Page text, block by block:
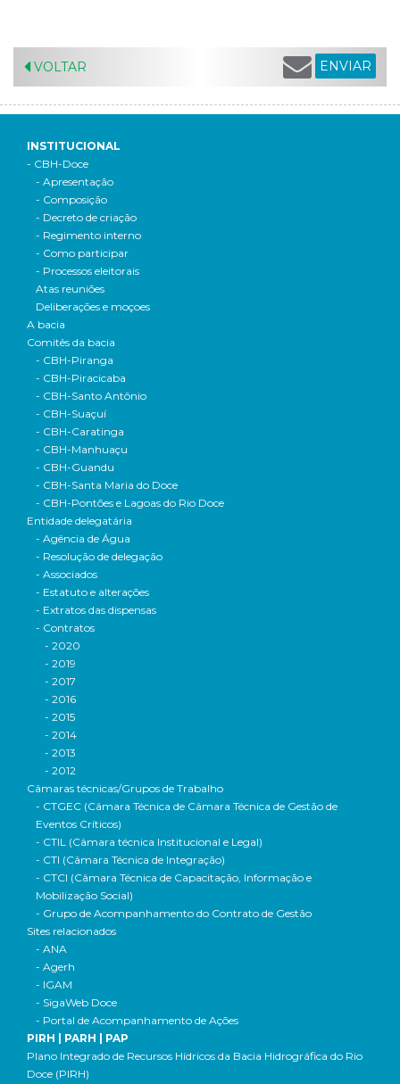
VOLTAR ENVIAR
INSTITUCIONAL
- CBH-Doce
- Apresentação
- Composição
- Decreto de criação
- Regimento interno
- Como participar
- Processos eleitorais
Atas reuniões
Deliberações e moçoes
A bacia
Comitês da bacia
- CBH-Piranga
- CBH-Piracicaba
- CBH-Santo Antônio
- CBH-Suaçuí
- CBH-Caratinga
- CBH-Manhuaçu
- CBH-Guandu
- CBH-Santa Maria do Doce
- CBH-Pontões e Lagoas do Rio Doce
Entidade delegatária
- Agência de Água
- Resolução de delegação
- Associados
- Estatuto e alterações
- Extratos das dispensas
- Contratos
- 2020
- 2019
- 2017
- 2016
- 2015
- 2014
- 2013
- 2012
Câmaras técnicas/Grupos de Trabalho
- CTGEC (Câmara Técnica de Câmara Técnica de Gestão de
Eventos Críticos)
- CTIL (Câmara técnica Institucional e Legal)
- CTI (Câmara Técnica de Integração)
- CTCI (Câmara Técnica de Capacitação, Informação e
Mobilização Social)
- Grupo de Acompanhamento do Contrato de Gestão
Sites relacionados
- ANA
- Agerh
- IGAM
- SigaWeb Doce
- Portal de Acompanhamento de Ações
PIRH | PARH | PAP
Plano Integrado de Recursos Hídricos da Bacia Hidrográfica do Rio
Doce (PIRH)